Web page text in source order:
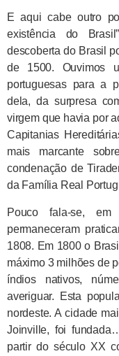
E aqui cabe outro
existência do
descoberta do Brasil
de 1500. Ouvimos
portuguesas para a
dela, da surpresa
virgem que havia por
Capitanias
mais marcante
condenação de
da Família Real
Pouco fala-se,
permaneceram
1808. Em 1800 o
máximo 3 milhões de
índios nativos,
averiguar. Esta
nordeste. A cidade
Joinville, foi
partir do século XX